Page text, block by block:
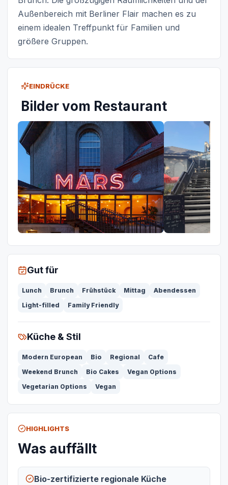
Außenbereich mit Berliner Flair machen es zu
einem idealen Treffpunkt für Familien und
größere Gruppen.
EINDRÜCKE
Bilder vom Restaurant
Gut für
Lunch Brunch Frühstück Mittag
Abendessen
Light-filled
Family Friendly
Küche & Stil
Modern European Bio Regional
Cafe
Weekend Brunch
Bio Cakes
Vegan Options
Vegetarian Options
Vegan
HIGHLIGHTS
Was auffällt
Bio-zertifizierte regionale Küche